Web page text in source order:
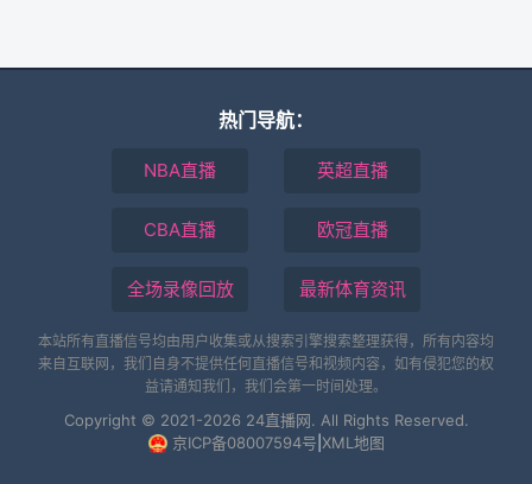
热门导航：
NBA直播 英超直播
CBA直播 欧冠直播
全场录像回放 最新体育资讯
本站所有直播信号均由用户收集或从搜索引擎搜索整理获得，所有内容均
来自互联网，我们自身不提供任何直播信号和视频内容，如有侵犯您的权
益请通知我们，我们会第一时间处理。
Copyright © 2021-2026 24直播网. All Rights Reserved.
京ICP备08007594号 XML地图